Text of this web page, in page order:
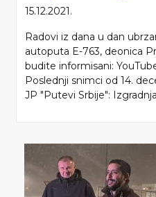
15.12.2021.
Radovi iz dana u dan
autoputa E-763, deonica
budite informisani:
Poslednji snimci od 14.
JP "Putevi Srbije":